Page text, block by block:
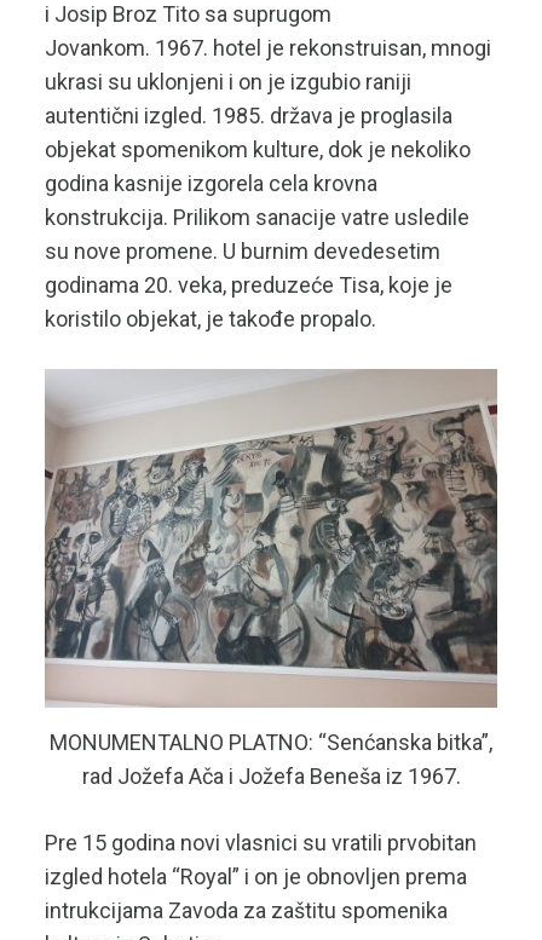
i Josip Broz Tito sa suprugom
Jovankom. 1967. hotel je rekonstruisan, mnogi
ukrasi su uklonjeni i on je izgubio raniji
autentični izgled. 1985. država je proglasila
objekat spomenikom kulture, dok je nekoliko
godina kasnije izgorela cela krovna
konstrukcija. Prilikom sanacije vatre usledile
su nove promene. U burnim devedesetim
godinama 20. veka, preduzeće Tisa, koje je
koristilo objekat, je takođe propalo.
MONUMENTALNO PLATNO: “Senćanska bitka”,
rad Jožefa Ača i Jožefa Beneša iz 1967.
Pre 15 godina novi vlasnici su vratili prvobitan
izgled hotela “Royal” i on je obnovljen prema
intrukcijama Zavoda za zaštitu spomenika